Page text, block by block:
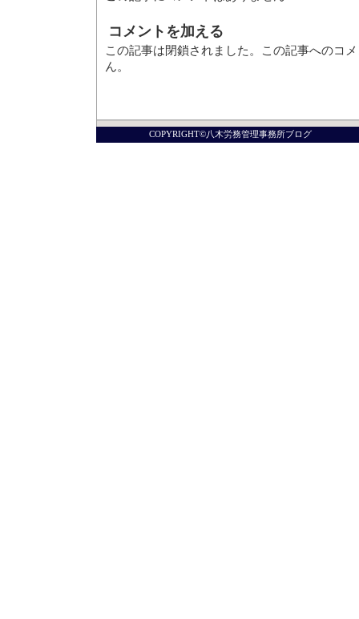
コメントを加える
この記事は閉鎖されました。この記事へのコ
ん。
COPYRIGHT©八木労務管理事務所ブログ